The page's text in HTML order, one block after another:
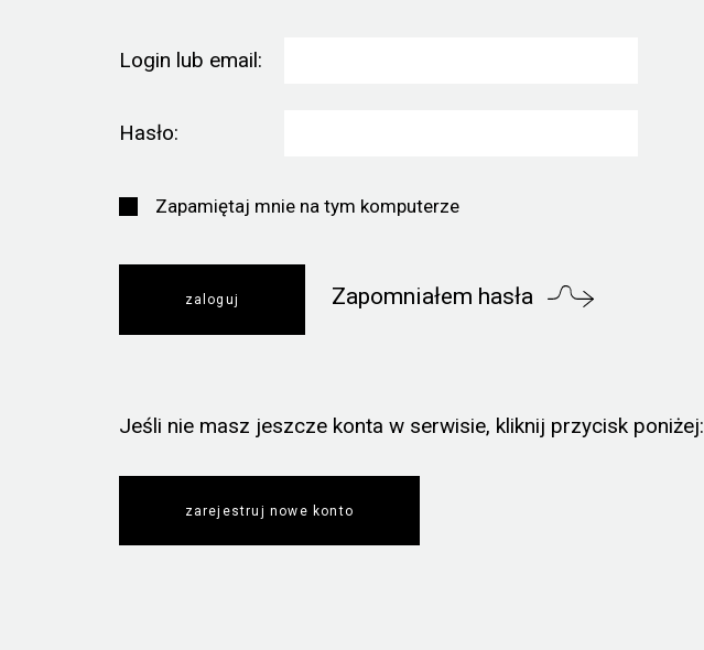
Login lub email:
Hasło:
Zapamiętaj mnie na tym komputerze
Zapomniałem hasła
Jeśli nie masz jeszcze konta w serwisie, kliknij przycisk poniżej:
zarejestruj nowe konto